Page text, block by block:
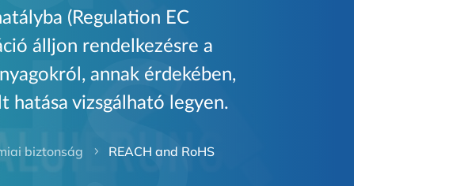
(Regulation EC
álljon rendelkezésre a
annak érdekében,
hatása vizsgálható legyen.
biztonság 5 REACH and RoHS